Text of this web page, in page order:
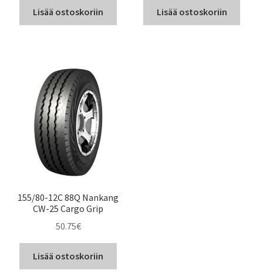
Lisää ostoskoriin Lisää ostoskoriin
155/80-12C 88Q Nankang
CW-25 Cargo Grip
50.75€
Lisää ostoskoriin